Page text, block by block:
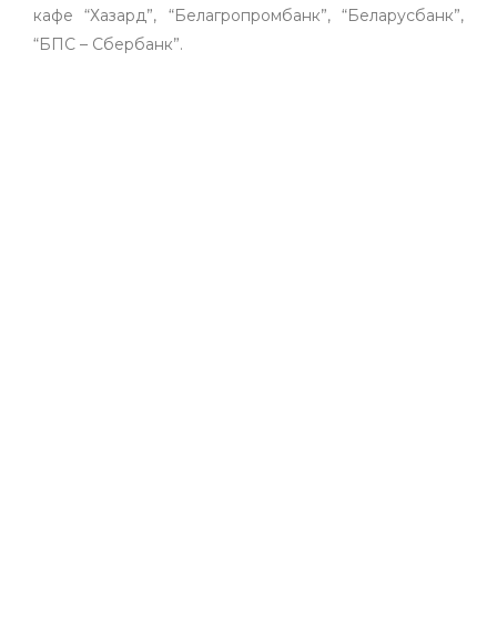
кафе “Хазард”, “Белагропромбанк”, “Беларусбанк”,
“БПС – Сбербанк”.